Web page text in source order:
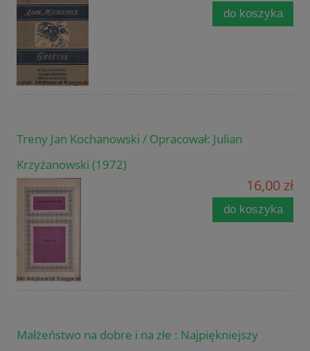
do koszyka
Treny Jan Kochanowski / Opracował: Julian
Krzyżanowski (1972)
16,00 zł
do koszyka
Małżeństwo na dobre i na złe : Najpiękniejszy